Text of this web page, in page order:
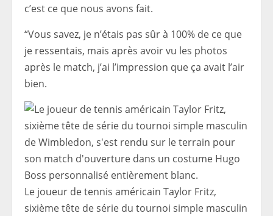
c’est ce que nous avons fait.
“Vous savez, je n’étais pas sûr à 100% de ce que
je ressentais, mais après avoir vu les photos
après le match, j’ai l’impression que ça avait l’air
bien.
Le joueur de tennis américain Taylor Fritz,
sixième tête de série du tournoi simple masculin